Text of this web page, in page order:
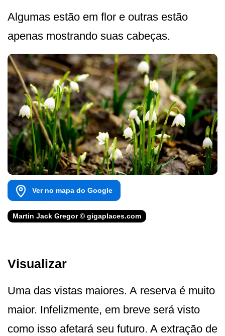
Algumas estão em flor e outras estão
apenas mostrando suas cabeças.
Ver no mapa do Google
Martin Jack Gregor © gigaplaces.com
Visualizar
Uma das vistas maiores. A reserva é muito
maior. Infelizmente, em breve será visto
como isso afetará seu futuro. A extração de